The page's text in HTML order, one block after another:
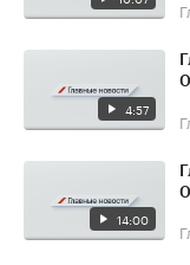
4:57
14:00